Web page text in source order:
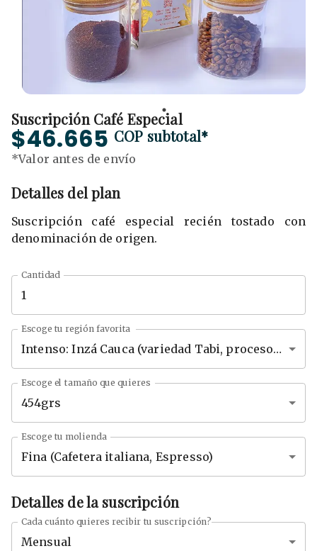
Suscripción Café Especial
$46.665 COP subtotal*
*Valor antes de envío
Detalles del plan
Suscripción café especial recién tostado con
denominación de origen.
Cantidad
Escoge tu región favorita
Intenso: Inzá Cauca (variedad Tabi, proceso lavado)
Escoge el tamaño que quieres
454grs
Escoge tu molienda
Fina (Cafetera italiana, Espresso)
Detalles de la suscripción
Cada cuánto quieres recibir tu suscripción?
Mensual